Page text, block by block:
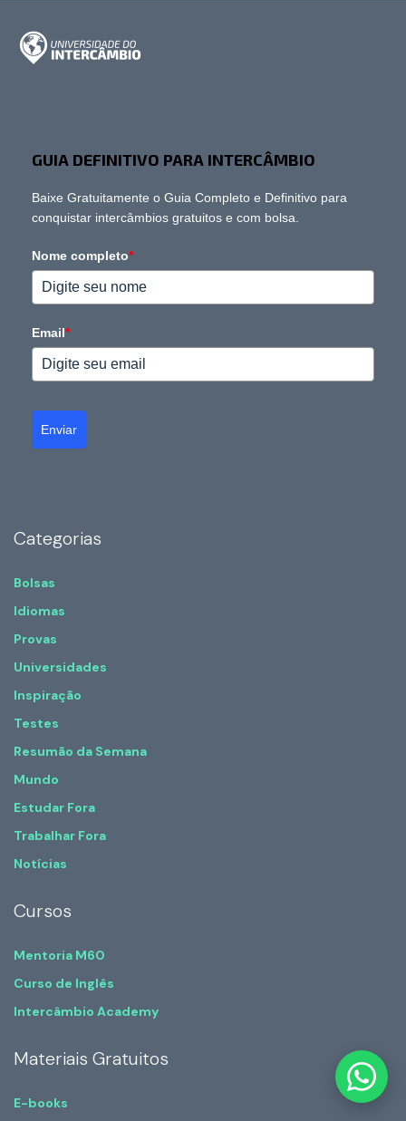
GUIA DEFINITIVO PARA INTERCÂMBIO
Baixe Gratuitamente o Guia Completo e Definitivo para
conquistar intercâmbios gratuitos e com bolsa.
Nome completo*
Email*
Enviar
Categorias
Bolsas
Idiomas
Provas
Universidades
Inspiração
Testes
Resumão da Semana
Mundo
Estudar Fora
Trabalhar Fora
Notícias
Cursos
Mentoria M60
Curso de Inglês
Intercâmbio Academy
Materiais Gratuitos
E-books